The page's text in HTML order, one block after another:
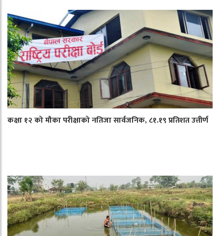
कक्षा १२ को मौका परीक्षाको नतिजा सार्वजनिक, ८१.१९ प्रतिशत उत्तीर्ण